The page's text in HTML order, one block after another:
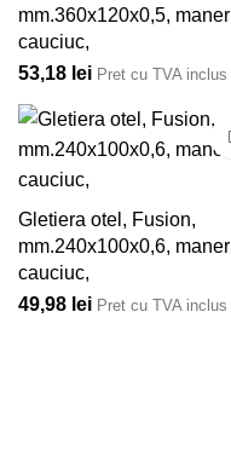
mm.360x120x0,5, maner
cauciuc,
53,18 lei Pret cu TVA inclus
Gletiera otel, Fusion,
mm.240x100x0,6, maner
cauciuc,
49,98 lei Pret cu TVA inclus